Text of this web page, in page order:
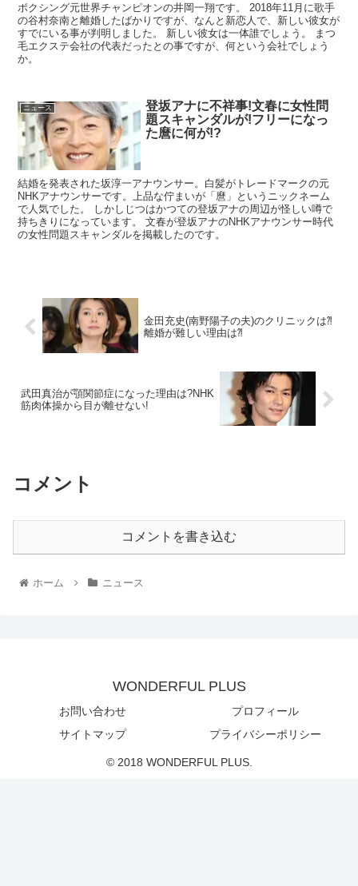
ボクシング元世界チャンピオンの井岡一翔です。 2018年11月に歌手
の谷村奈南と離婚したばかりですが、なんと新恋人で、新しい彼女が
すでにいる事が判明しました。 新しい彼女は一体誰でしょう。 まつ
毛エクステ会社の代表だったとの事ですが、何という会社でしょう
か。
ニュース
登坂アナに不祥事!文春に女性問
題スキャンダルが!フリーになっ
た麿に何が!?
結婚を発表された坂淳一アナウンサー。白髪がトレードマークの元
NHKアナウンサーです。上品な佇まいが「麿」というニックネーム
で人気でした。 しかしじつはかつての登坂アナの周辺が怪しい噂で
持ちきりになっています。 文春が登坂アナのNHKアナウンサー時代
の女性問題スキャンダルを掲載したのです。
金田充史(南野陽子の夫)のクリニックは⁈
離婚が難しい理由は⁈
武田真治が顎関節症になった理由は?NHK
筋肉体操から目が離せない!
コメント
コメントを書き込む
ホーム ニュース
WONDERFUL PLUS
お問い合わせ
プロフィール
サイトマップ
プライバシーポリシー
© 2018 WONDERFUL PLUS.